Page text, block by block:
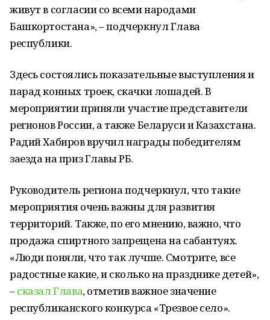
живут в согласии со всеми народами
Башкортостана», – подчеркнул Глава
республики.
Здесь состоялись показательные выступления и
парад конных троек, скачки лошадей. В
мероприятии приняли участие представители
регионов России, а также Беларуси и Казахстана.
Радий Хабиров вручил награды победителям
заезда на приз Главы РБ.
Руководитель региона подчеркнул, что такие
мероприятия очень важны для развития
территорий. Также, по его мнению, важно, что
продажа спиртного запрещена на сабантуях.
«Люди поняли, что так лучше. Смотрите, все
радостные какие, и сколько на празднике детей»,
–сказал Глава, отметив важное значение
республиканского конкурса «Трезвое село».